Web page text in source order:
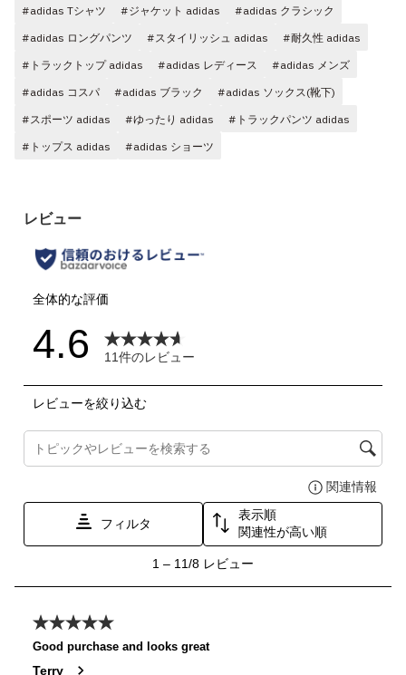
#adidas Tシャツ #ジャケット adidas
#adidas クラシック
#adidas ロングパンツ
#スタイリッシュ adidas
#耐久性 adidas
#トラックトップ adidas
#adidas レディース
#adidas メンズ
#adidas コスパ
#adidas ブラック
#adidas ソックス(靴下)
#スポーツ adidas
#ゆったり adidas
#トラックパンツ adidas
#トップス adidas
#adidas ショーツ